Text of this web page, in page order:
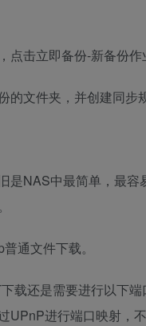
击立即备份-新备份作
文件夹，并创建同步
是NAS中最简单，最
通文件下载。
载还是需要进行以下
UPnP进行端口映射，